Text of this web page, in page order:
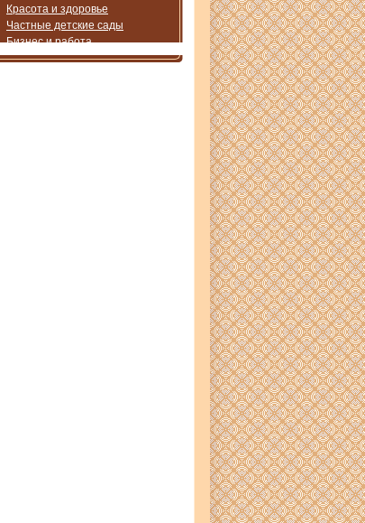
Красота и здоровье
Частные детские сады
Бизнес и работа